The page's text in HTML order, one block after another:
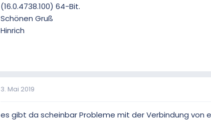
(16.0.4738.100) 64-Bit.
Schönen Gruß
Hinrich
3. Mai 2019
es gibt da scheinbar Probleme mit der Verbindung von